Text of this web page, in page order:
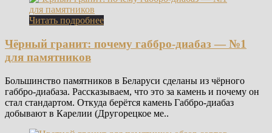
Читать подробнее
Чёрный гранит: почему габбро-диабаз — №1
для памятников
Большинство памятников в Беларуси сделаны из чёрного
габбро-диабаза. Рассказываем, что это за камень и почему он
стал стандартом. Откуда берётся камень Габбро-диабаз
добывают в Карелии (Другорецкое ме..